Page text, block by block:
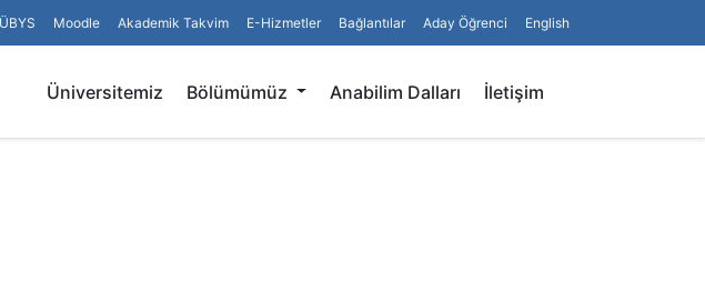
ÜBYS Moodle Akademik Takvim E-Hizmetler Bağlantılar Aday Öğrenci English
Üniversitemiz Bölümümüz Anabilim Dalları İletişim